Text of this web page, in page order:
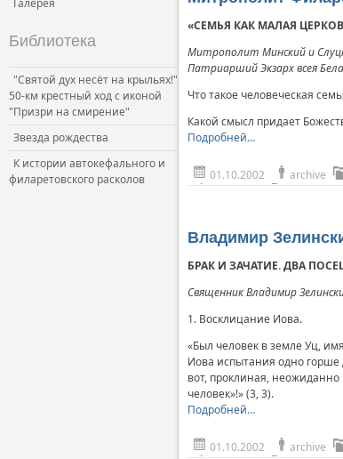
Галерея
Библиотека
"Святой дух несёт на крыльях!"
50-км крестный ход с иконой
"Призри на смирение"
Звезда рождества
К истории автокефального и
филаретовского расколов
«СЕМЬЯ КАК МАЛАЯ
Митрополит Минский и
Патриарший Экзарх всея
Что такое человеческая
Какой смысл придает
Подробней…
01.10.2002 archive
Владимир
БРАК И ЗАЧАТИЕ. ДВА
Священник Владимир
1. Восклицание Иова.
«Был человек в земле Уц,
Иова испытания одно горше
вот, проклиная, неожиданно
человек»!» (3, 3).
Подробней…
01.10.2002 archive